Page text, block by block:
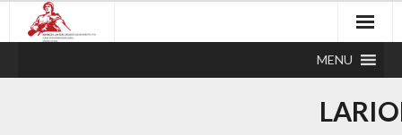
MENU